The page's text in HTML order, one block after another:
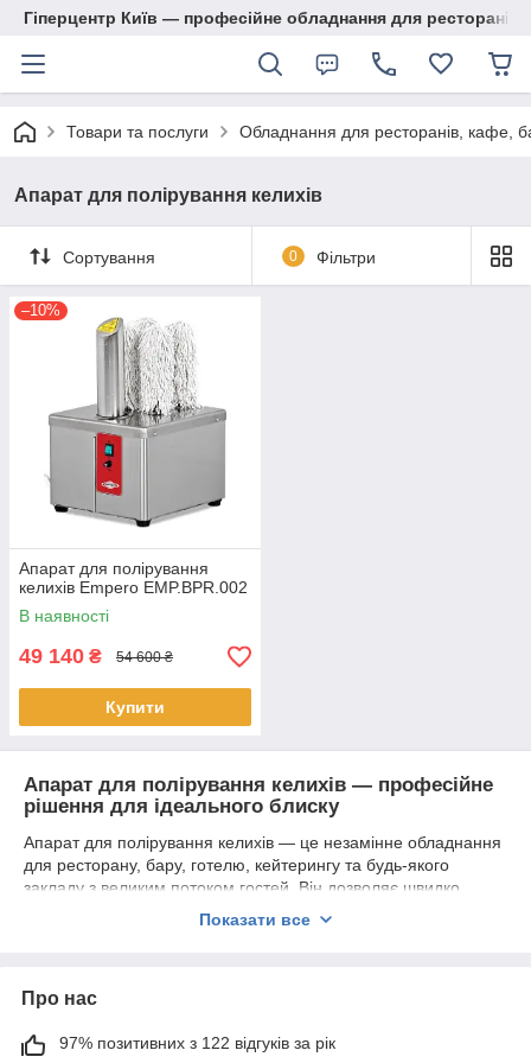
Гіперцентр Київ — професійне обладнання для ресторанів,
Товари та послуги Обладнання для ресторанів, кафе,
Апарат для полірування келихів
Сортування 0 Фільтри
–10%
Апарат для полірування
келихів Empero EMP.BPR.002
В наявності
49 140 ₴ 54 600 ₴
Купити
Апарат для полірування келихів — професійне
рішення для ідеального блиску
Апарат для полірування келихів — це незамінне обладнання
для ресторану, бару, готелю, кейтерингу та будь-якого
закладу з великим потоком гостей. Він дозволяє швидко
надавати склу ідеальний блиск, усувати розводи та жирні
Якщо ви шукаєте
келихів,
полірування келихів
бокалів, — у цій категорії ви знайдете найкращі професійні
Показати все
Про нас
97% позитивних з 122 відгуків за рік